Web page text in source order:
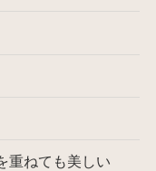
重ねても美しい